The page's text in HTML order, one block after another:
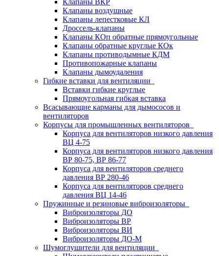
Клапаны ВКР
Клапаны воздушные
Клапаны лепестковые КЛ
Дроссель-клапаны
Клапаны КОп обратные прямоугольные
Клапаны обратные круглые КОк
Клапаны противодымные КДМ
Противопожарные клапаны
Клапаны дымоудаления
Гибкие вставки для вентиляции
Вставки гибкие круглые
Прямоугольная гибкая вставка
Всасывающие карманы для дымососов и
вентиляторов
Корпусы для промышленных вентиляторов
Корпуса для вентиляторов низкого давления
ВЦ 4-75
Корпуса для вентиляторов низкого давления
ВР 80-75, ВР 86-77
Корпуса для вентиляторов среднего
давления ВР 280-46
Корпуса для вентиляторов среднего
давления ВЦ 14-46
Пружинные и резиновые виброизоляторы
Виброизоляторы ДО
Виброизоляторы ВР
Виброизоляторы ВИ
Виброизоляторы ДО-М
Шумоглушители для вентиляции